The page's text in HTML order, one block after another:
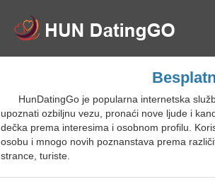
HunDatingGo je popularna internetska
upoznati ozbiljnu vezu, pronaći nove ljude i
dečka prema interesima i osobnom profilu.
osobu i mnogo novih poznanstava prema
strance, turiste.